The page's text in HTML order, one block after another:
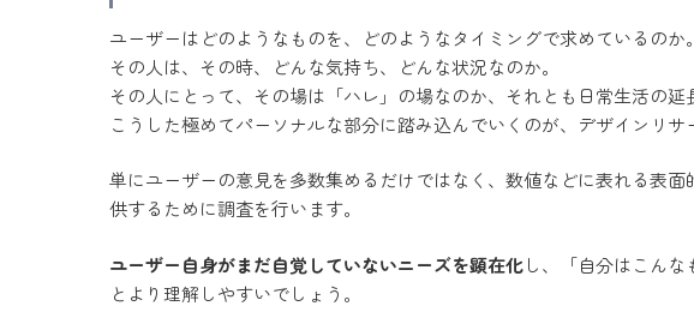
ユーザーはどのようなものを、どのようなタイミングで求めているのか。
その人は、その時、どんな気持ち、どんな状況なのか。
その人にとって、その場は「ハレ」の場なのか、それとも日常生活の延
こうした極めてパーソナルな部分に踏み込んでいくのが、デザインリサ
単にユーザーの意見を多数集めるだけではなく、数値などに表れる表
供するために調査を行います。
ユーザー自身がまだ自覚していないニーズを顕在化し、「自分はこん
とより理解しやすいでしょう。